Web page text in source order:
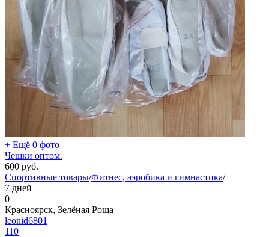
+ Ещё 0 фото
Чешки оптом.
600 руб.
Спортивные товары/Фитнес, аэробика и гимнастика/
7 дней
0
Красноярск, Зелёная Роща
leonid6801
110